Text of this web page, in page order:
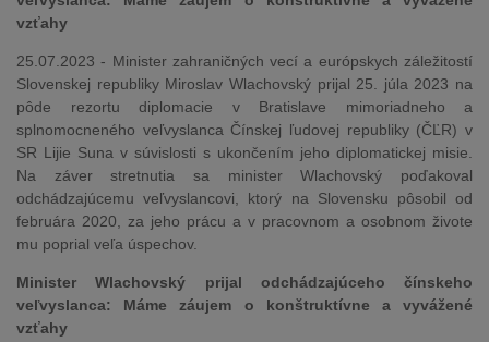
vzťahy
25.07.2023 - Minister zahraničných vecí a európskych záležitostí
Slovenskej republiky Miroslav Wlachovský prijal 25. júla 2023 na
pôde rezortu diplomacie v Bratislave mimoriadneho a
splnomocneného veľvyslanca Čínskej ľudovej republiky (ČĽR) v
SR Lijie Suna v súvislosti s ukončením jeho diplomatickej misie.
Na záver stretnutia sa minister Wlachovský poďakoval
odchádzajúcemu veľvyslancovi, ktorý na Slovensku pôsobil od
februára 2020, za jeho prácu a v pracovnom a osobnom živote
mu poprial veľa úspechov.
Minister Wlachovský prijal odchádzajúceho čínskeho
veľvyslanca: Máme záujem o konštruktívne a vyvážené
vzťahy